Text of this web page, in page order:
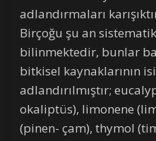
adlandırmaları
Birçoğu şu an
bilinmektedir, bunlar
bitkisel kaynaklarının
adlandırılmıştır;
okaliptüs), limonene
(pinen- çam), thymol